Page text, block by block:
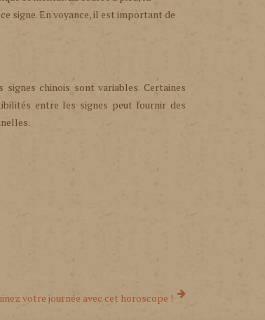
signe. En voyance, il est important de
chinois sont variables. Certaines
entre les signes peut fournir des
votre journée avec cet horoscope !